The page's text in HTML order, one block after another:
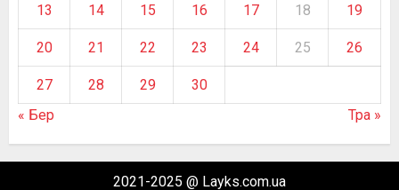
13 14 15 16 17 18 19
20 21 22 23 24 25 26
27 28 29
30
« Бер
Тра »
2021-2025 @ Layks.com.ua